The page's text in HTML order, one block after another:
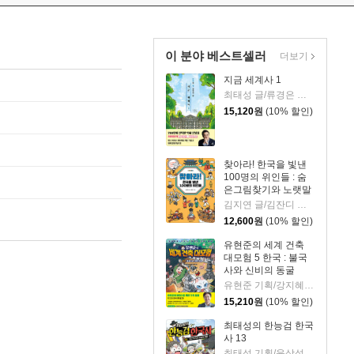
이 분야 베스트셀러
지금 세계사 1
최태성 글/류경은 그림
15,120원 (10% 할인)
찾아라! 한국을 빛낸
100명의 위인들 : 숨
은그림찾기와 노랫말
로 만나는 한국사 이
12,600원 (10% 할인)
유현준의 세계 건축
대모험 5 한국 : 불국
사와 신비의 동굴
15,210원 (10% 할인)
최태성의 한능검 한국
사 13
더보기